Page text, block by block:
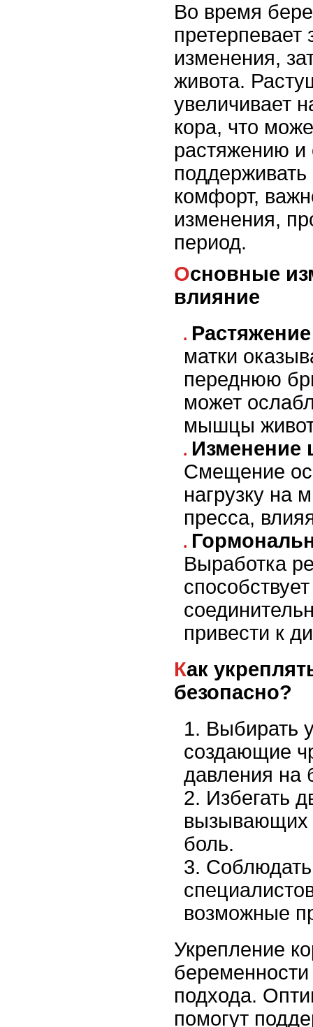
Во время
претерпевает
изменения,
живота.
увеличивает
кора, что
растяжению
поддерживать
комфорт,
изменения,
период.
Основные изменения и их
влияние
матки
переднюю
может
мышцы
Изменение
Смещение
нагрузку на
пресса,
Выработка
привести к
Как укреплять мышцы
безопасно?
Выбирать
создающие
давления на
Избегать
вызывающих
боль.
возможные
Укрепление
беременности
подхода.
помогут